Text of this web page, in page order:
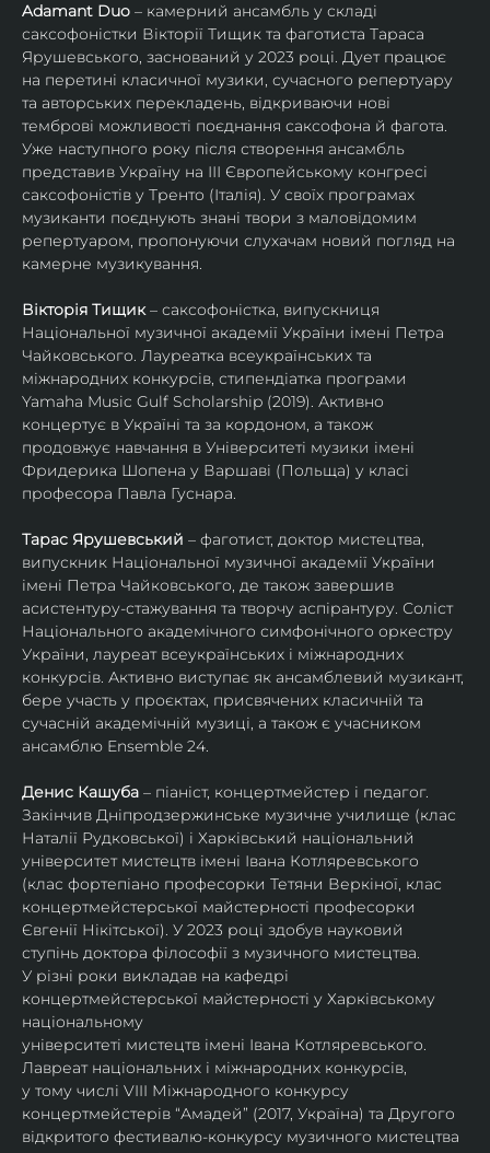
Adamant Duo – камерний ансамбль у складі
саксофоністки Вікторії Тищик та фаготиста Тараса
Ярушевського, заснований у 2023 році. Дует працює
на перетині класичної музики, сучасного репертуару
та авторських перекладень, відкриваючи нові
темброві можливості поєднання саксофона й фагота.
Уже наступного року після створення ансамбль
представив Україну на ІІІ Європейському конгресі
саксофоністів у Тренто (Італія). У своїх програмах
музиканти поєднують знані твори з маловідомим
репертуаром, пропонуючи слухачам новий погляд на
камерне музикування.
Вікторія Тищик – саксофоністка, випускниця
Національної музичної академії України імені Петра
Чайковського. Лауреатка всеукраїнських та
міжнародних конкурсів, стипендіатка програми
Yamaha Music Gulf Scholarship (2019). Активно
концертує в Україні та за кордоном, а також
продовжує навчання в Університеті музики імені
Фридерика Шопена у Варшаві (Польща) у класі
професора Павла Гуснара.
Тарас Ярушевський – фаготист, доктор мистецтва,
випускник Національної музичної академії України
імені Петра Чайковського, де також завершив
асистентуру-стажування та творчу аспірантуру. Соліст
Національного академічного симфонічного оркестру
України, лауреат всеукраїнських і міжнародних
конкурсів. Активно виступає як ансамблевий музикант,
бере участь у проєктах, присвячених класичній та
сучасній академічній музиці, а також є учасником
ансамблю Ensemble 24.
Денис Кашуба – піаніст, концертмейстер і педагог.
Закінчив Дніпродзержинське музичне училище (клас
Наталії Рудковської) і Харківський національний
університет мистецтв імені Івана Котляревського
(клас фортепіано професорки Тетяни Веркіної, клас
концертмейстерської майстерності професорки
Євгенії Нікітської). У 2023 році здобув науковий
ступінь доктора філософії з музичного мистецтва.
У різні роки викладав на кафедрі
концертмейстерської майстерності у Харківському
національному
університеті мистецтв імені Івана Котляревського.
Лавреат національних і міжнародних конкурсів,
у тому числі VIII Міжнародного конкурсу
концертмейстерів “Амадей” (2017, Україна) та Другого
відкритого фестивалю-конкурсу музичного мистецтва